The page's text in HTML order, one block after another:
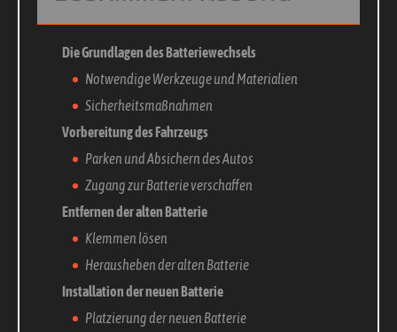
Die Grundlagen des Batteriewechsels
Notwendige Werkzeuge und Materialien
Sicherheitsmaßnahmen
Vorbereitung des Fahrzeugs
Parken und Absichern des Autos
Zugang zur Batterie verschaffen
Entfernen der alten Batterie
Klemmen lösen
Herausheben der alten Batterie
Installation der neuen Batterie
Platzierung der neuen Batterie